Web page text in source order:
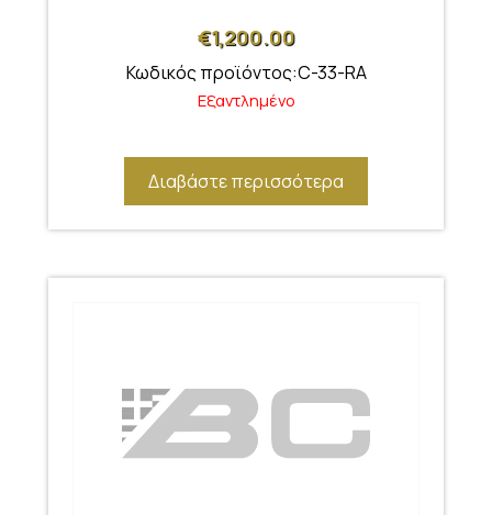
€1,200.00
Κωδικός προϊόντος:C-33-RA
Εξαντλημένο
Διαβάστε περισσότερα